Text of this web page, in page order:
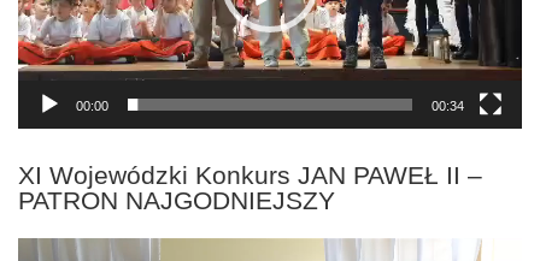
00:00 00:34
XI Wojewódzki Konkurs JAN PAWEŁ II –
PATRON NAJGODNIEJSZY
Odtwarzacz